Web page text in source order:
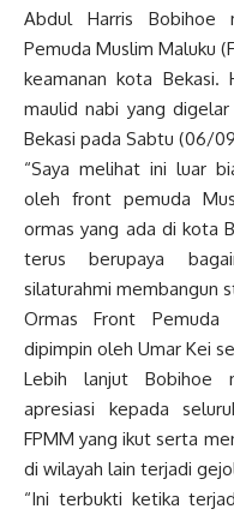
Abdul Harris Bobihoe
Pemuda Muslim Maluku
keamanan kota Bekasi.
maulid nabi yang
Bekasi pada Sabtu (06/
“Saya melihat ini luar
oleh front pemuda
ormas yang ada di kota
terus berupaya
silaturahmi membangun
Ormas Front Pemuda
dipimpin oleh Umar Kei
Lebih lanjut Bobihoe
apresiasi kepada
FPMM yang ikut serta
di wilayah lain terjadi
“Ini terbukti ketika